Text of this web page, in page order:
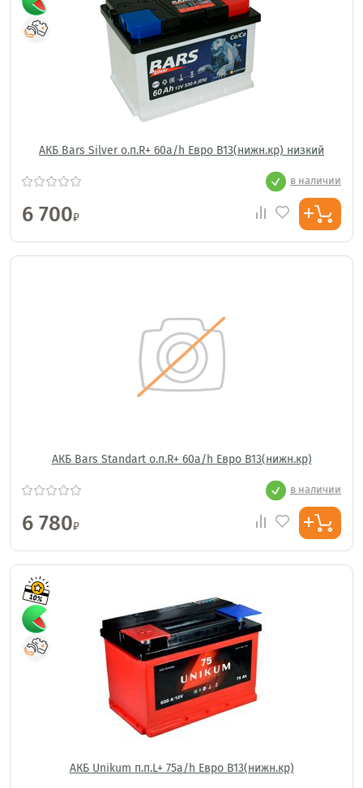
АКБ Bars Silver о.п.R+ 60a/h Евро B13(нижн.кр) низкий
в наличии
6 700₽
АКБ Bars Standart о.п.R+ 60a/h Евро B13(нижн.кр)
в наличии
6 780₽
АКБ Unikum п.п.L+ 75a/h Евро B13(нижн.кр)